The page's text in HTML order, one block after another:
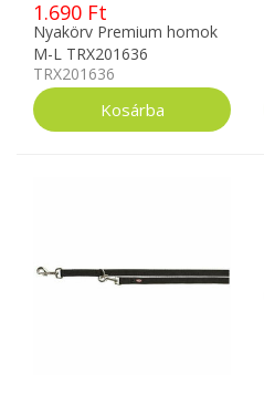
1.690 Ft
Nyakörv Premium homok
M-L TRX201636
TRX201636